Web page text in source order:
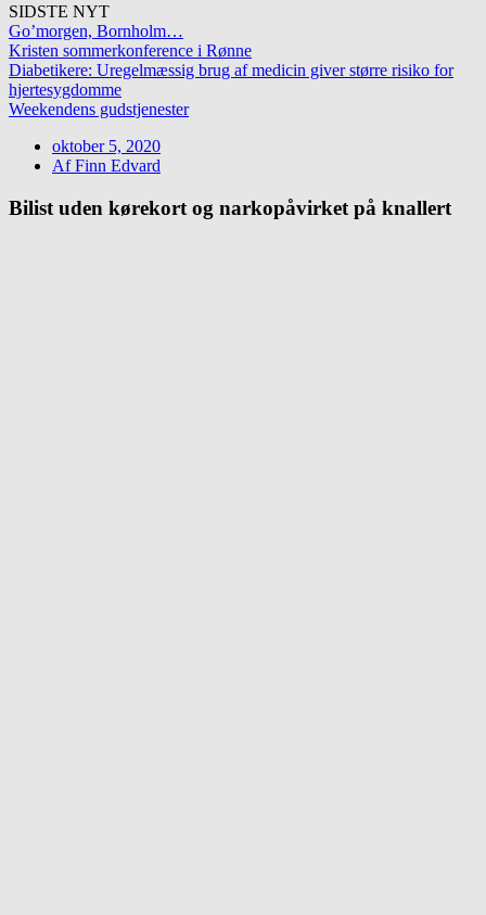
SIDSTE NYT
Go’morgen, Bornholm…
Kristen sommerkonference i Rønne
Diabetikere: Uregelmæssig brug af medicin giver større risiko for
hjertesygdomme
Weekendens gudstjenester
oktober 5, 2020
AfFinn Edvard
Bilist uden kørekort og narkopåvirket på knallert